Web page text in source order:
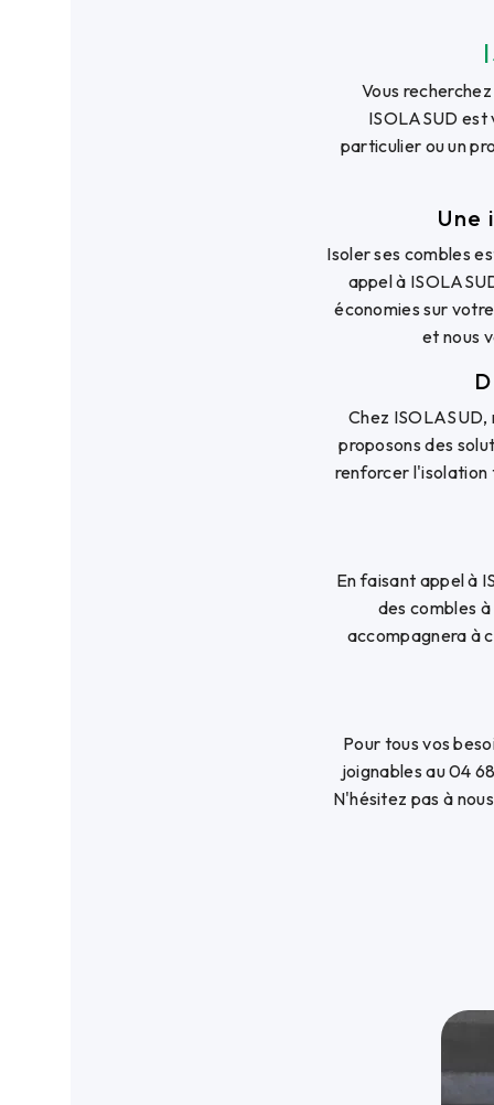
Vous
ISOLASUD est
particulier ou un
Une
Isoler ses combles
appel à
économies sur
et nous
Chez ISOLASUD,
proposons des
renforcer l'isolation
En faisant appel à
des combles
accompagnera à
Pour tous vos
joignables au 04
N'hésitez pas à